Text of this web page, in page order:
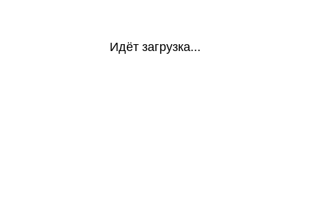
Идёт загрузка...